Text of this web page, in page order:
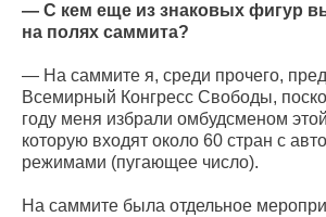
— С кем еще из знаковых фигур
на полях саммита?
— На саммите я, среди прочего,
Всемирный Конгресс Свободы,
году меня избрали омбудсменом
которую входят около 60 стран с
режимами (пугающее число).
На саммите была отдельное